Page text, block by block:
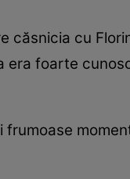
căsnicia cu
era foarte
frumoase